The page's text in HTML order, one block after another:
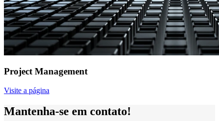
Project Management
Visite a página
Mantenha-se em contato!